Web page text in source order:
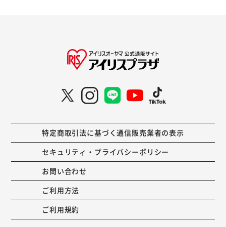
特定商取引法に基づく通信販売業者の表示
セキュリティ・プライバシーポリシー
お問い合わせ
ご利用方法
ご利用規約